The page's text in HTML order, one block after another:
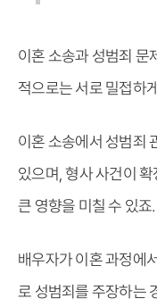
이혼 소송과 성범죄 문
적으로는 서로 밀접하
이혼 소송에서 성범죄
있으며, 형사 사건이
큰 영향을 미칠 수 있죠.
배우자가 이혼 과정에
로 성범죄를 주장하는